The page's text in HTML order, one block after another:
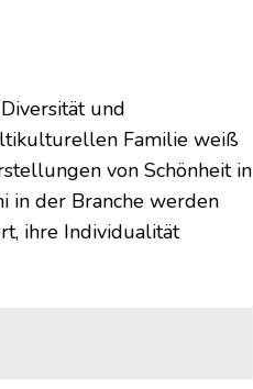
und
Familie weiß
von Schönheit in
in der Branche werden
ihre Individualität